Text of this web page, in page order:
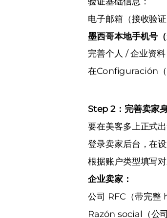
电子邮箱（接收验证
墨西哥本地手机号（
完善个人 / 企业资料
在Configuración（
Step 2：完善卖家
要在美客多上正式
登录卖家后台，在
根据账户类型填写对
企业卖家：
公司 RFC（带完整
Razón social（公